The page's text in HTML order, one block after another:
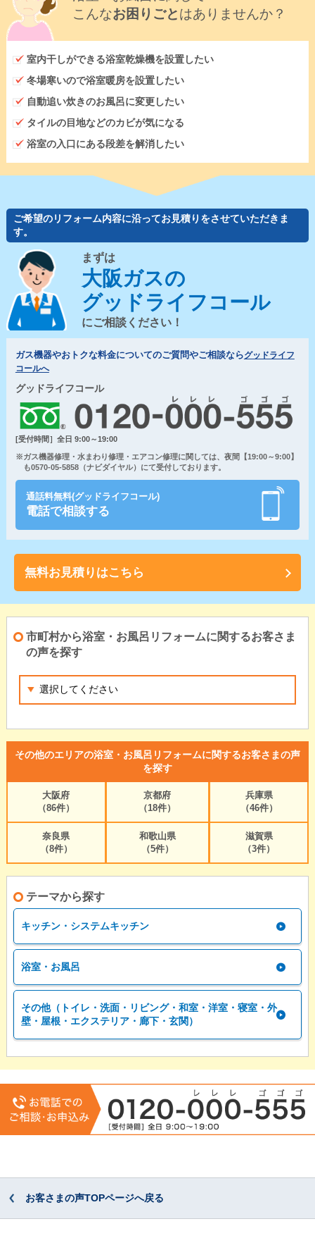
こんなお困りごとはありませんか？
室内干しができる浴室乾燥機を設置したい
冬場寒いので浴室暖房を設置したい
自動追い炊きのお風呂に変更したい
タイルの目地などのカビが気になる
浴室の入口にある段差を解消したい
ご希望のリフォーム内容に沿ってお見積りをさせていただきま
す。
まずは
大阪ガスの
グッドライフコール
にご相談ください！
ガス機器やおトクな料金についてのご質問やご相談ならグッドライフ
コールへ
グッドライフコール
[受付時間］全日 9:00～19:00
※ガス機器修理・水まわり修理・エアコン修理に関しては、夜間【19:00～9:00】
も0570-05-5858（ナビダイヤル）にて受付しております。
通話料無料(グッドライフコール)
電話で相談する
無料お見積りはこちら
市町村から浴室・お風呂リフォームに関するお客さま
の声を探す
その他のエリアの浴室・お風呂リフォームに関するお客さまの声
を探す
大阪府
（86件）
京都府
（18件）
兵庫県
（46件）
奈良県
（8件）
和歌山県
（5件）
滋賀県
（3件）
テーマから探す
キッチン・システムキッチン
浴室・お風呂
その他（トイレ・洗面・リビング・和室・洋室・寝室・外
壁・屋根・エクステリア・廊下・玄関）
お客さまの声TOPページへ戻る